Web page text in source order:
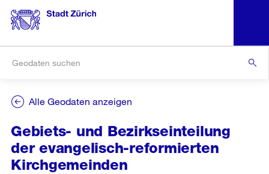
Alle Geodaten anzeigen
Gebiets- und Bezirkseinteilung
der evangelisch-reformierten
Kirchgemeinden